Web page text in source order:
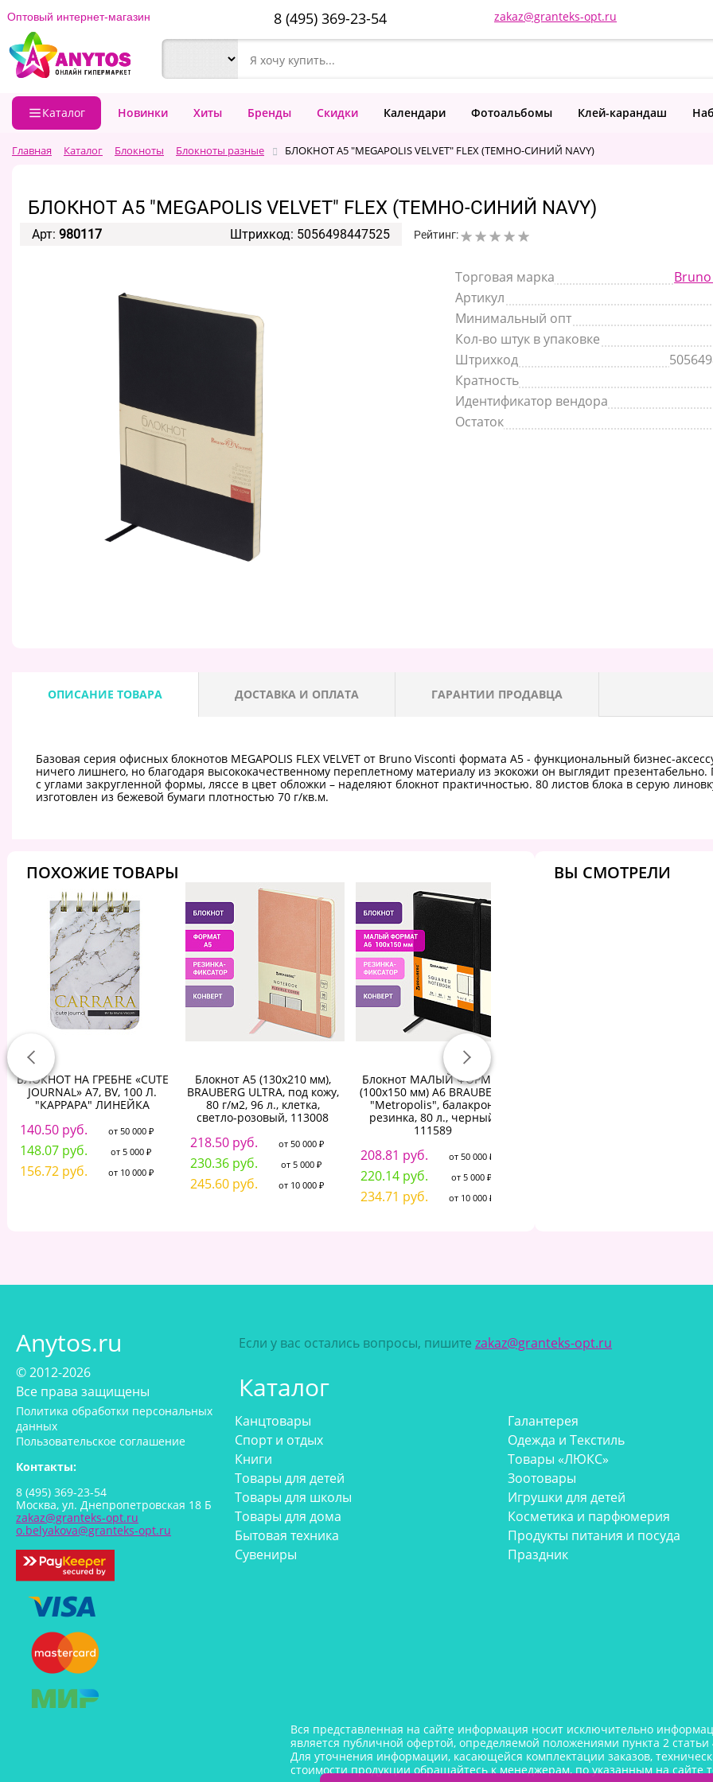
Оптовый интернет-магазин 8 (495) 369-23-54 zakaz@granteks-opt.ru
Каталог Новинки Хиты Бренды Скидки Календари Фотоальбомы Клей-карандаш
Главная Каталог Блокноты Блокноты разные БЛОКНОТ А5 "MEGAPOLIS VELVET" FLEX (ТЕМНО-СИНИЙ NAVY)
БЛОКНОТ А5 "MEGAPOLIS VELVET" FLEX (ТЕМНО-СИНИЙ NAVY)
Арт: 980117 Штрихкод: 5056498447525 Рейтинг:
Торговая марка
Артикул
Минимальный опт
Кол-во штук в упаковке
Штрихкод
Кратность
Идентификатор вендора
Остаток
ОПИСАНИЕ ТОВАРА ДОСТАВКА И ОПЛАТА ГАРАНТИИ ПРОДАВЦА
Базовая серия офисных блокнотов MEGAPOLIS FLEX VELVET от Bruno Visconti формата А5 - функциональный бизнес-
ничего лишнего, но благодаря высококачественному переплетному материалу из экокожи он выглядит
с углами закругленной формы, ляссе в цвет обложки – наделяют блокнот практичностью. 80 листов блока в серую
изготовлен из бежевой бумаги плотностью 70 г/кв.м.
ПОХОЖИЕ ТОВАРЫ
БЛОКНОТ НА ГРЕБНЕ «CUTE
JOURNAL» A7, BV, 100 Л.
"КАРРАРА" ЛИНЕЙКА
140.50 руб. от 50 000 ₽
148.07 руб. от 5 000 ₽
156.72 руб. от 10 000 ₽
Блокнот А5 (130х210 мм),
BRAUBERG ULTRA, под кожу,
80 г/м2, 96 л., клетка,
светло-розовый, 113008
218.50 руб. от 50 000 ₽
230.36 руб. от 5 000 ₽
245.60 руб. от 10 000 ₽
Блокнот МАЛЫЙ ФОРМАТ
(100х150 мм) А6 BRAUBERG
"Metropolis", балакрон,
резинка, 80 л., черный,
111589
208.81 руб. от 50 000 ₽
220.14 руб. от 5 000 ₽
234.71 руб. от 10 000 ₽
ВЫ СМОТРЕЛИ
Anytos.ru
© 2012-2026
Все права защищены
Политика обработки персональных
данных
Пользовательское соглашение
Контакты:
8 (495) 369-23-54
Москва, ул. Днепропетровская 18 Б
zakaz@granteks-opt.ru
o.belyakova@granteks-opt.ru
Если у вас остались вопросы, пишите zakaz@granteks-opt.ru
Каталог
Канцтовары
Спорт и отдых
Книги
Товары для детей
Товары для школы
Товары для дома
Бытовая техника
Сувениры
Галантерея
Одежда и Текстиль
Товары «ЛЮКС»
Зоотовары
Игрушки для детей
Косметика и парфюмерия
Продукты питания и посуда
Праздник
Вся представленная на сайте информация носит исключительно
является публичной офертой, определяемой положениями пункта 2
Для уточнения информации, касающейся комплектации заказов,
стоимости продукции обращайтесь к менеджерам, по указанным на сайте